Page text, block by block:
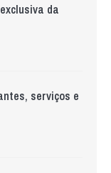
da
serviços e